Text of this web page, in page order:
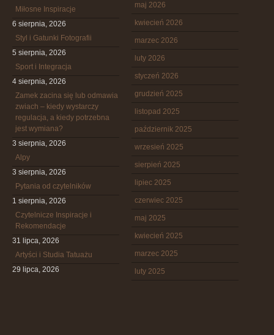
Miłosne Inspiracje
6 sierpnia, 2026
Styl i Gatunki Fotografii
5 sierpnia, 2026
Sport i Integracja
4 sierpnia, 2026
Zamek zacina się lub odmawia
zwiach – kiedy wystarczy
regulacja, a kiedy potrzebna
jest wymiana?
3 sierpnia, 2026
Alpy
3 sierpnia, 2026
Pytania od czytelników
1 sierpnia, 2026
Czytelnicze Inspiracje i
Rekomendacje
31 lipca, 2026
Artyści i Studia Tatuażu
29 lipca, 2026
maj 2026
kwiecień 2026
marzec 2026
luty 2026
styczeń 2026
grudzień 2025
listopad 2025
październik 2025
wrzesień 2025
sierpień 2025
lipiec 2025
czerwiec 2025
maj 2025
kwiecień 2025
marzec 2025
luty 2025